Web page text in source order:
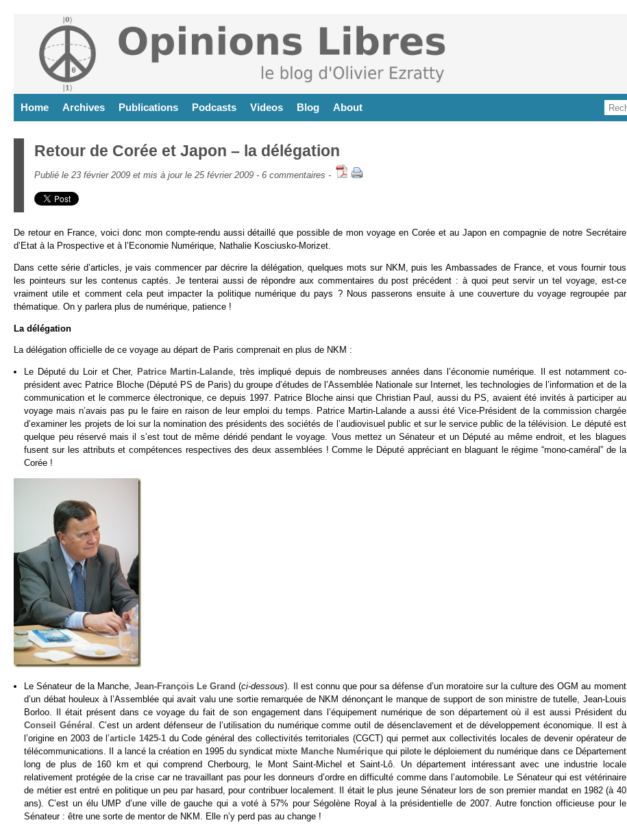
Home Archives Publications Podcasts Videos Blog About
Retour de Corée et Japon – la délégation
Publié le 23 février 2009 et mis à jour le 25 février 2009 - 6 commentaires -
De retour en France, voici donc mon compte-rendu aussi détaillé que possible de mon voyage en Corée et au Japon en compagnie de notre Secrétaire
d’Etat à la Prospective et à l’Economie Numérique, Nathalie Kosciusko-Morizet.
Dans cette série d’articles, je vais commencer par décrire la délégation, quelques mots sur NKM, puis les Ambassades de France, et vous fournir tous
les pointeurs sur les contenus captés. Je tenterai aussi de répondre aux commentaires du post précédent : à quoi peut servir un tel voyage, est-ce
vraiment utile et comment cela peut impacter la politique numérique du pays ? Nous passerons ensuite à une couverture du voyage regroupée par
thématique. On y parlera plus de numérique, patience !
La délégation
La délégation officielle de ce voyage au départ de Paris comprenait en plus de NKM :
Le Député du Loir et Cher, Patrice Martin-Lalande, très impliqué depuis de nombreuses années dans l’économie numérique. Il est notamment co-
président avec Patrice Bloche (Député PS de Paris) du groupe d’études de l’Assemblée Nationale sur Internet, les technologies de l’information et de la
communication et le commerce électronique, ce depuis 1997. Patrice Bloche ainsi que Christian Paul, aussi du PS, avaient été invités à participer au
voyage mais n’avais pas pu le faire en raison de leur emploi du temps. Patrice Martin-Lalande a aussi été Vice-Président de la commission chargée
d’examiner les projets de loi sur la nomination des présidents des sociétés de l’audiovisuel public et sur le service public de la télévision. Le député est
quelque peu réservé mais il s’est tout de même déridé pendant le voyage. Vous mettez un Sénateur et un Député au même endroit, et les blagues
fusent sur les attributs et compétences respectives des deux assemblées ! Comme le Député appréciant en blaguant le régime “mono-caméral” de la
Corée !
Le Sénateur de la Manche,Jean-François Le Grand (ci-dessous) . Il est connu que pour sa défense d’un moratoire sur la culture des OGM au moment
d’un débat houleux à l’Assemblée qui avait valu une sortie remarquée de NKM dénonçant le manque de support de son ministre de tutelle, Jean-Louis
Borloo. Il était présent dans ce voyage du fait de son engagement dans l’équipement numérique de son département où il est aussi Président du
Conseil Général
. C’est un ardent défenseur de l’utilisation du numérique comme outil de désenclavement et de développement économique. Il est à
l’origine en 2003 de l’article 1425-1 du Code général des collectivités territoriales (CGCT) qui permet aux collectivités locales de devenir opérateur de
télécommunications. Il a lancé la création en 1995 du syndicat mixte Manche Numériquequi pilote le déploiement du numérique dans ce Département
long de plus de 160 km et qui comprend Cherbourg, le Mont Saint-Michel et Saint-Lô. Un département intéressant avec une industrie locale
relativement protégée de la crise car ne travaillant pas pour les donneurs d’ordre en difficulté comme dans l’automobile. Le Sénateur qui est vétérinaire
de métier est entré en politique un peu par hasard, pour contribuer localement. Il était le plus jeune Sénateur lors de son premier mandat en 1982 (à 40
ans). C’est un élu UMP d’une ville de gauche qui a voté à 57% pour Ségolène Royal à la présidentielle de 2007. Autre fonction officieuse pour le
Sénateur : être une sorte de mentor de NKM. Elle n’y perd pas au change !